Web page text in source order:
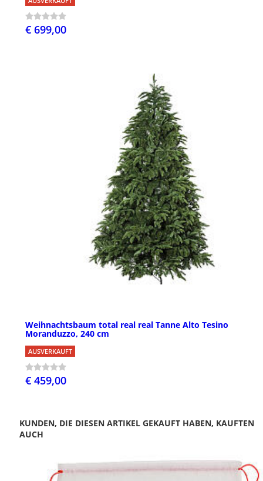
€ 699,00
Weihnachtsbaum total real real Tanne Alto Tesino
Moranduzzo, 240 cm
AUSVERKAUFT
€ 459,00
KUNDEN, DIE DIESEN ARTIKEL GEKAUFT HABEN, KAUFTEN
AUCH